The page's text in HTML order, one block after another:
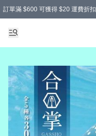
訂單滿 $600 可獲得 $20 運費折扣